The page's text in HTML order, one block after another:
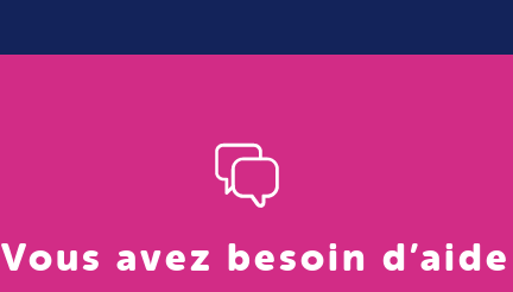
Vous avez besoin